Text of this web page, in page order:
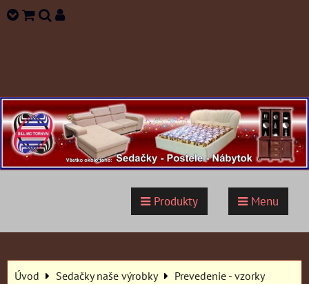
Produkty Menu
Úvod Sedačky naše výrobky
Prevedenie - vzorky